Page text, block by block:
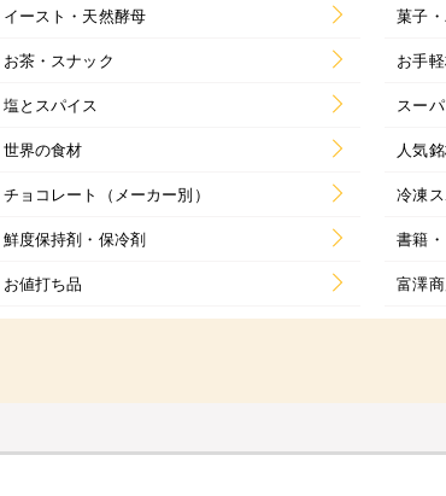
イースト・天然酵母
菓子
お茶・スナック
お手
塩とスパイス
スー
世界の食材
人気
チョコレート（メーカー別）
冷凍
鮮度保持剤・保冷剤
書籍
お値打ち品 富澤